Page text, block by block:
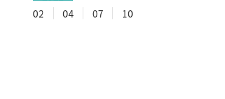
02
04 07 10